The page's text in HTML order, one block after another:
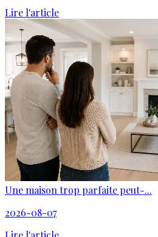
Lire l'article
Une maison trop parfaite peut-...
2026-08-07